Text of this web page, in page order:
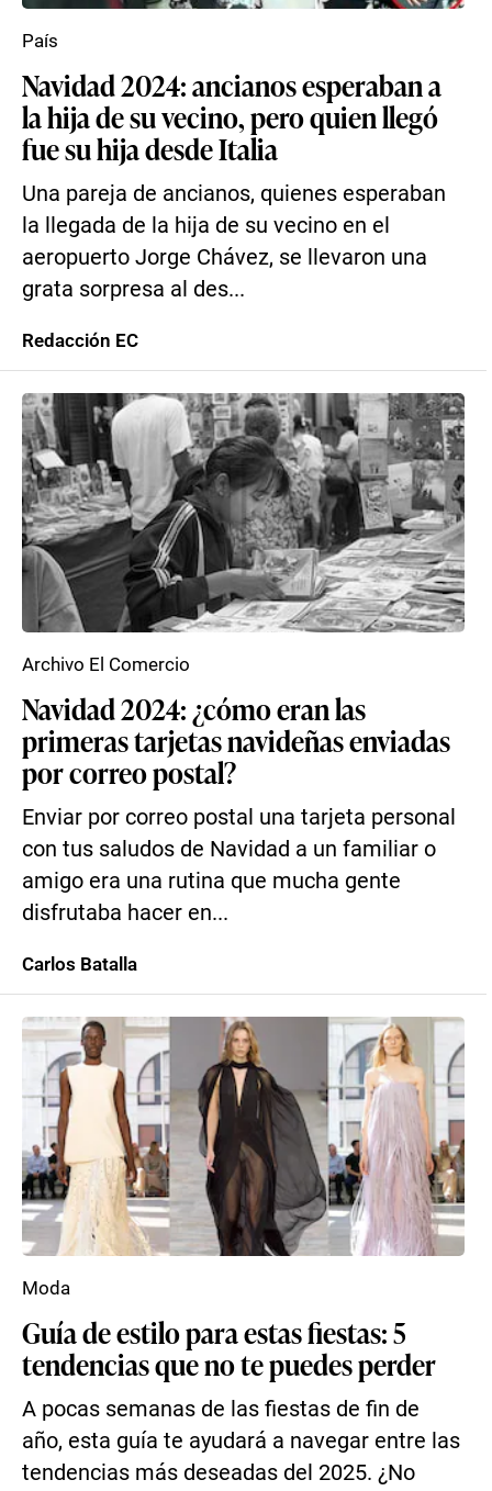
Navidad 2024: ancianos esperaban a
la hija de su vecino, pero quien llegó
fue su hija desde Italia
Una pareja de ancianos, quienes esperaban
la llegada de la hija de su vecino en el
aeropuerto Jorge Chávez, se llevaron una
grata sorpresa al des...
País
Redacción EC
Navidad 2024: ¿cómo eran las
primeras tarjetas navideñas enviadas
por correo postal?
Enviar por correo postal una tarjeta personal
con tus saludos de Navidad a un familiar o
amigo era una rutina que mucha gente
disfrutaba hacer en...
Archivo El Comercio
Carlos Batalla
Guía de estilo para estas fiestas: 5
tendencias que no te puedes perder
A pocas semanas de las fiestas de fin de
año, esta guía te ayudará a navegar entre las
tendencias más deseadas del 2025. ¿No
Moda